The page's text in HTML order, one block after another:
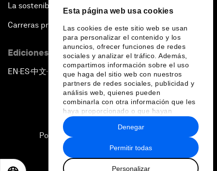
Esta página web usa cookies
Las cookies de este sitio web se usan
para personalizar el contenido y los
anuncios, ofrecer funciones de redes
sociales y analizar el tráfico. Además,
compartimos información sobre el uso
que haga del sitio web con nuestros
partners de redes sociales, publicidad y
análisis web, quienes pueden
combinarla con otra información que les
haya proporcionado o que hayan
recopilado a partir del uso que haya
hecho de sus servicios.
Permitir todas
Personalizar
Denegar
La sostenibilidad en el Foro
Carreras profesionales
Ediciones en otros idiomas
EN ▪ES▪中文▪ 日本語
Política de privacidad y normas de uso
Sitemap